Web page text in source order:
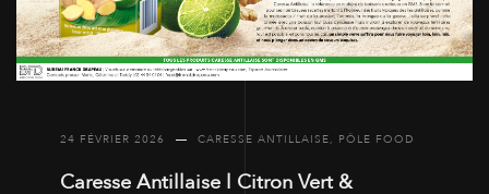
24 FÉVRIER 2026 CARESSE ANTILLAISE, PÔLE FOOD
Caresse Antillaise l Citron Vert &